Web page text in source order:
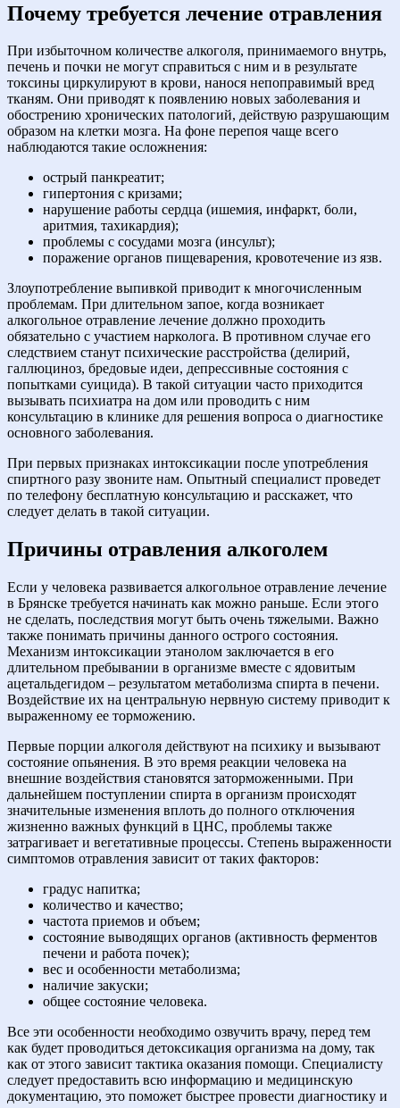
Почему требуется лечение отравления
При избыточном количестве алкоголя, принимаемого внутрь,
печень и почки не могут справиться с ним и в результате
токсины циркулируют в крови, нанося непоправимый вред
тканям. Они приводят к появлению новых заболевания и
обострению хронических патологий, действую разрушающим
образом на клетки мозга. На фоне перепоя чаще всего
наблюдаются такие осложнения:
острый панкреатит;
гипертония с кризами;
нарушение работы сердца (ишемия, инфаркт, боли,
аритмия, тахикардия);
проблемы с сосудами мозга (инсульт);
поражение органов пищеварения, кровотечение из язв.
Злоупотребление выпивкой приводит к многочисленным
проблемам. При длительном запое, когда возникает
алкогольное отравление лечение должно проходить
обязательно с участием нарколога. В противном случае его
следствием станут психические расстройства (делирий,
галлюциноз, бредовые идеи, депрессивные состояния с
попытками суицида). В такой ситуации часто приходится
вызывать психиатра на дом или проводить с ним
консультацию в клинике для решения вопроса о диагностике
основного заболевания.
При первых признаках интоксикации после употребления
спиртного разу звоните нам. Опытный специалист проведет
по телефону бесплатную консультацию и расскажет, что
следует делать в такой ситуации.
Причины отравления алкоголем
Если у человека развивается алкогольное отравление лечение
в Брянске требуется начинать как можно раньше. Если этого
не сделать, последствия могут быть очень тяжелыми. Важно
также понимать причины данного острого состояния.
Механизм интоксикации этанолом заключается в его
длительном пребывании в организме вместе с ядовитым
ацетальдегидом – результатом метаболизма спирта в печени.
Воздействие их на центральную нервную систему приводит к
выраженному ее торможению.
Первые порции алкоголя действуют на психику и вызывают
состояние опьянения. В это время реакции человека на
внешние воздействия становятся заторможенными. При
дальнейшем поступлении спирта в организм происходят
значительные изменения вплоть до полного отключения
жизненно важных функций в ЦНС, проблемы также
затрагивает и вегетативные процессы. Степень выраженности
симптомов отравления зависит от таких факторов:
градус напитка;
количество и качество;
частота приемов и объем;
состояние выводящих органов (активность ферментов
печени и работа почек);
вес и особенности метаболизма;
наличие закуски;
общее состояние человека.
Все эти особенности необходимо озвучить врачу, перед тем
как будет проводиться детоксикация организма на дому, так
как от этого зависит тактика оказания помощи. Специалисту
следует предоставить всю информацию и медицинскую
документацию, это поможет быстрее провести диагностику и